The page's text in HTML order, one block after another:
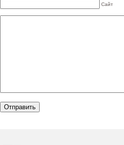
Сайт